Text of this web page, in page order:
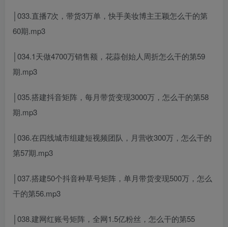
│033.直播7次，带货3万单，快手美妆博主王颖怎么干的第
60期.mp3
│034.1天做4700万销售额，花蒜创始人周折怎么干的第59
期.mp3
│035.搭建抖音矩阵，每月带货变现3000万，怎么干的第58
期.mp3
│036.在四线城市组建短视频团队，月营收300万，怎么干的
第57期.mp3
│037.搭建50个抖音种草号矩阵，单月带货变现500万，怎么
干的第56.mp3
│038.建网红账号矩阵，全网1.5亿粉丝，怎么干的第55